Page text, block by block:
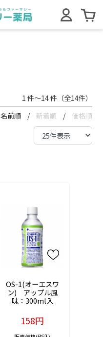
1 件～14 件（全14件）
名前順 / 新着順 / 価格順
OS-1(オーエスワ
ン)　アップル風
味：300ml入
158円